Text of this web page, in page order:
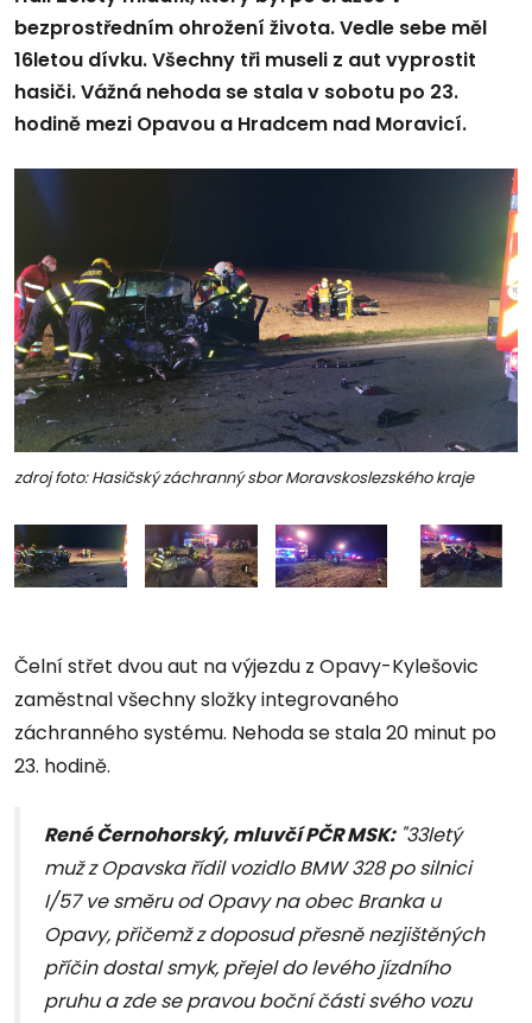
bezprostředním ohrožení života. Vedle sebe měl
16letou dívku. Všechny tři museli z aut vyprostit
hasiči. Vážná nehoda se stala v sobotu po 23.
hodině mezi Opavou a Hradcem nad Moravicí.
zdroj foto: Hasičský záchranný sbor Moravskoslezského kraje
Čelní střet dvou aut na výjezdu z Opavy-Kylešovic
zaměstnal všechny složky integrovaného
záchranného systému. Nehoda se stala 20 minut po
23. hodině.
René Černohorský, mluvčí PČR MSK:"33letý
muž z Opavska řídil vozidlo BMW 328 po silnici
I/57 ve směru od Opavy na obec Branka u
Opavy, přičemž z doposud přesně nezjištěných
příčin dostal smyk, přejel do levého jízdního
pruhu a zde se pravou boční části svého vozu